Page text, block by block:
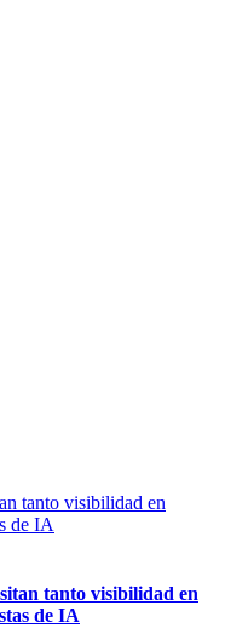
tanto visibilidad en
de IA
tanto visibilidad en
de IA